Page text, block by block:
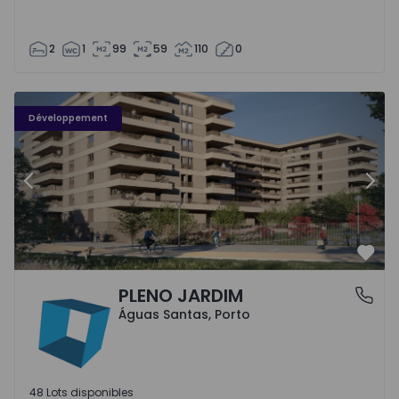
2 1 99 59 110 0
Développement
PLENO JARDIM - 3
Précédent
Águas Santas, PortoPLENO JARDIM
Águas Santas, Porto
48 Lots disponibles